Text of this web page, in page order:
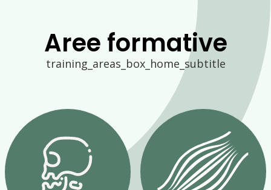
Aree formative
training_areas_box_home_subtitle